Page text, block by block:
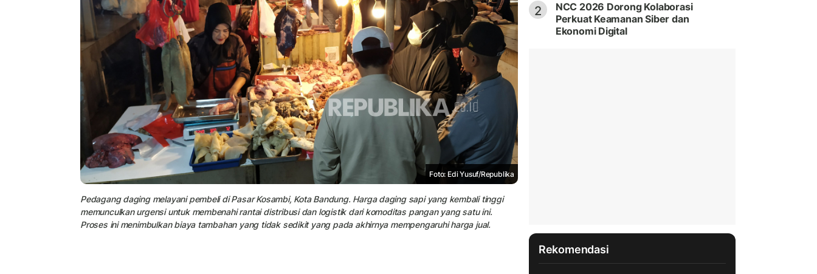
Foto: Edi Yusuf/Republika
Pedagang daging melayani pembeli di Pasar Kosambi, Kota Bandung. Harga daging sapi yang kembali tinggi
memunculkan urgensi untuk membenahi rantai distribusi dan logistik dari komoditas pangan yang satu ini.
Proses ini menimbulkan biaya tambahan yang tidak sedikit yang pada akhirnya mempengaruhi harga jual.
2
NCC 2026 Dorong Kolaborasi
Perkuat Keamanan Siber dan
Ekonomi Digital
Rekomendasi